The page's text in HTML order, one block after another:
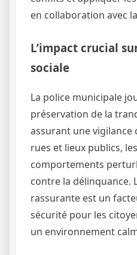
en collaboration avec
L’impact crucial
sociale
La police municipale
préservation de la
assurant une vigilance
rues et lieux publics,
comportements
contre la délinquance.
rassurante est un
sécurité pour les
un environnement